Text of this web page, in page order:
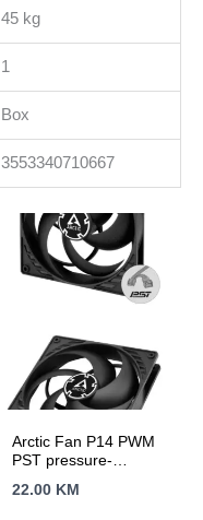
45 kg
1
Box
3553340710667
Arctic Fan P14 PWM
PST pressure-
fan with PWM PST
22.00 KM